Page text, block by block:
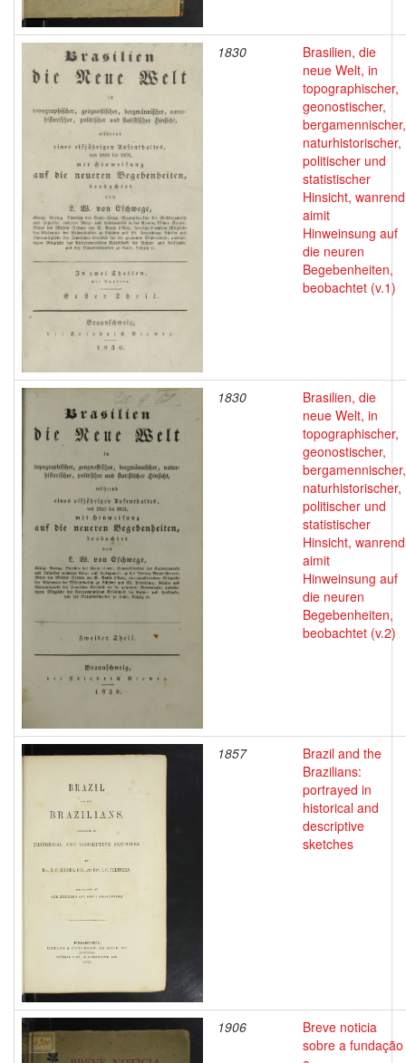
1830
Brasilien, die
neue Welt, in
topographischer,
geonostischer,
bergamennischer,
naturhistorischer,
politischer und
statistischer
Hinsicht, wanrend
aimit
Hinweinsung auf
die neuren
Begebenheiten,
beobachtet (v.1)
1830
Brasilien, die
neue Welt, in
topographischer,
geonostischer,
bergamennischer,
naturhistorischer,
politischer und
statistischer
Hinsicht, wanrend
aimit
Hinweinsung auf
die neuren
Begebenheiten,
beobachtet (v.2)
1857
Brazil and the
Brazilians:
portrayed in
historical and
descriptive
sketches
1906
Breve noticia
sobre a fundação